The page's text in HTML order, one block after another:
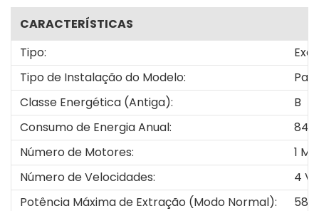
CARACTERÍSTICAS
Tipo:
Tipo de Instalação do Modelo:
Classe Energética (Antiga):
B
Consumo de Energia Anual:
84
Número de Motores:
1
Número de Velocidades:
4
Potência Máxima de Extração (Modo Normal):